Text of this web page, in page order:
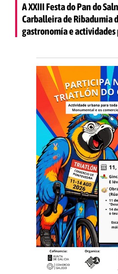
A XXIII Festa do Pan do
Carballeira de Ribadumia
gastronomía e actividades